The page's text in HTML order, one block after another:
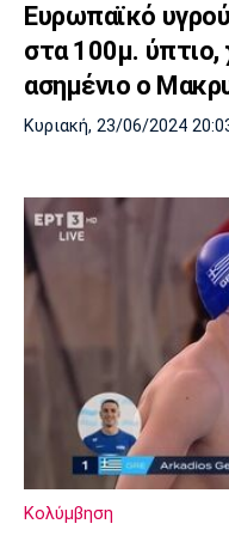
Ευρωπαϊκό
στα 100μ. ύπτιο,
ασημένιο ο
Κυριακή, 23/06/2024
Κολύμβηση